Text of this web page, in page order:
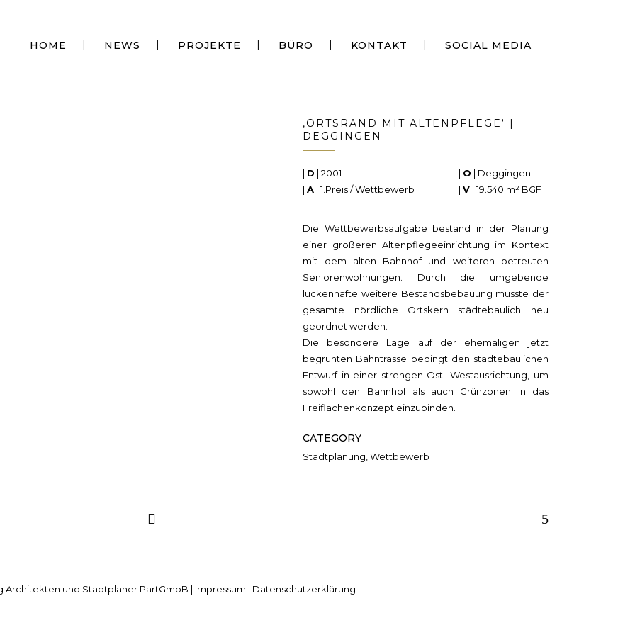
HOME NEWS PROJEKTE BÜRO KONTAKT SOCIAL MEDIA
‚ORTSRAND MIT ALTENPFLEGE‘ |
DEGGINGEN
| D | 2001 | O | Deggingen
|A | 1.Preis / Wettbewerb | V| 19.540 m² BGF
Die Wettbewerbsaufgabe bestand in der Planung
einer größeren Altenpflegeeinrichtung im Kontext
mit dem alten Bahnhof und weiteren betreuten
Seniorenwohnungen. Durch die umgebende
lückenhafte weitere Bestandsbebauung musste der
gesamte nördliche Ortskern städtebaulich neu
geordnet werden.
Die besondere Lage auf der ehemaligen jetzt
begrünten Bahntrasse bedingt den städtebaulichen
Entwurf in einer strengen Ost- Westausrichtung, um
sowohl den Bahnhof als auch Grünzonen in das
Freiflächenkonzept einzubinden.
CATEGORY
Stadtplanung, Wettbewerb
Architekten und Stadtplaner PartGmbB | Impressum | Datenschutzerklärung